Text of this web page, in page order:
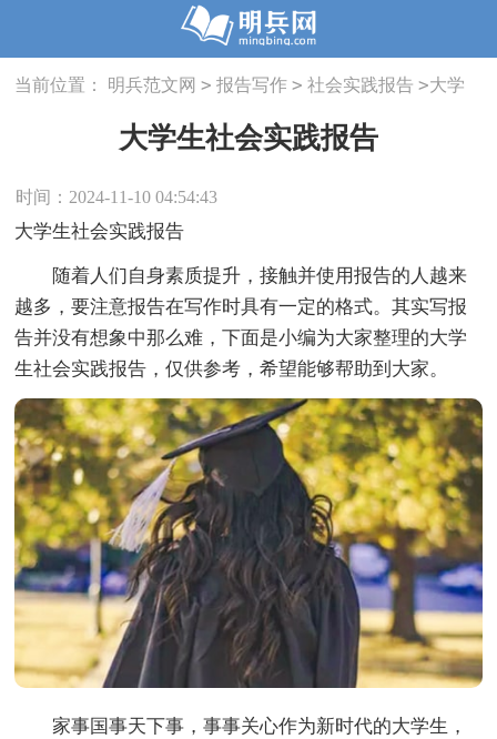
当前位置： 明兵范文网 > 报告写作 > 社会实践报告 >大学
生社会实践报告
大学生社会实践报告
时间：2024-11-10 04:54:43
大学生社会实践报告
随着人们自身素质提升，接触并使用报告的人越来
越多，要注意报告在写作时具有一定的格式。其实写报
告并没有想象中那么难，下面是小编为大家整理的大学
生社会实践报告，仅供参考，希望能够帮助到大家。
家事国事天下事，事事关心作为新时代的大学生，